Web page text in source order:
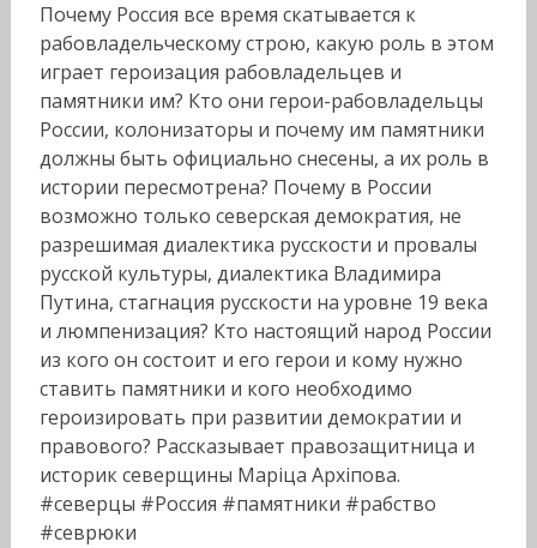
Почему Россия все время скатывается к
рабовладельческому строю, какую роль в этом
играет героизация рабовладельцев и
памятники им? Кто они герои-рабовладельцы
России, колонизаторы и почему им памятники
должны быть официально снесены, а их роль в
истории пересмотрена? Почему в России
возможно только северская демократия, не
разрешимая диалектика русскости и провалы
русской культуры, диалектика Владимира
Путина, стагнация русскости на уровне 19 века
и люмпенизация? Кто настоящий народ России
из кого он состоит и его герои и кому нужно
ставить памятники и кого необходимо
героизировать при развитии демократии и
правового? Рассказывает правозащитница и
историк северщины Марiца Архiпова.
#северцы #Россия #памятники #рабство
#севрюки